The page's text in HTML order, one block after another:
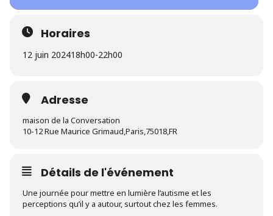
Horaires
12 juin 202418h00-22h00
Adresse
maison de la Conversation
10-12 Rue Maurice Grimaud,Paris,75018,FR
Détails de l'événement
Une journée pour mettre en lumière l’autisme et les
perceptions qu’il y a autour, surtout chez les femmes.